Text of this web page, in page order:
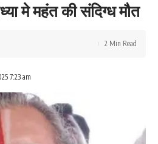
मे महंत की संदिग्ध मौत
7:23 am
2 Min Read